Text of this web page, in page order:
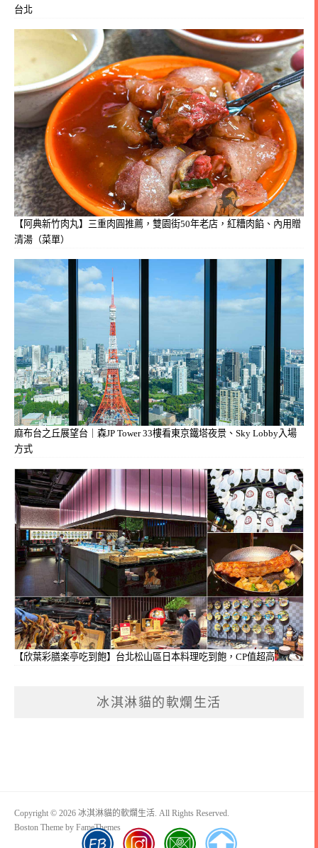
台北
【阿典新竹肉丸】三重肉圓推薦，雙園街50年老店，紅糟肉餡、內用贈
清湯（菜單）
麻布台之丘展望台｜森JP Tower 33樓看東京鐵塔夜景、Sky Lobby入場
方式
【欣葉彩膳楽亭吃到飽】台北松山區日本料理吃到飽，CP值超高
冰淇淋貓的軟爛生活
Copyright © 2026 冰淇淋貓的軟爛生活. All Rights Reserved.
Boston Theme by FameThemes